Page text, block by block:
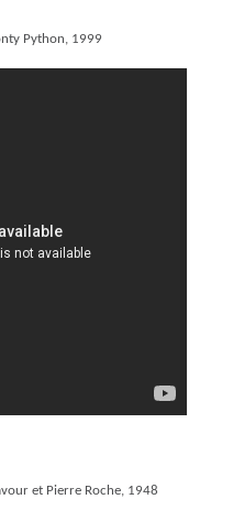
Python, 1999
et Pierre Roche, 1948